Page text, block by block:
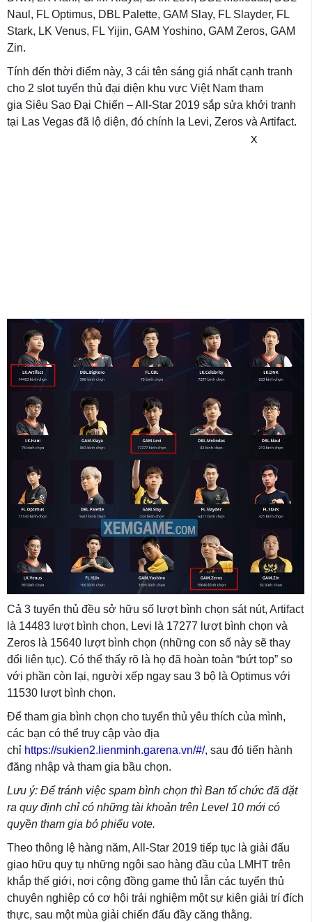
Naul, FL Optimus, DBL Palette, GAM Slay, FL Slayder, FL
Stark, LK Venus, FL Yijin, GAM Yoshino, GAM Zeros, GAM
Zin.
Tính đến thời điểm này, 3 cái tên sáng giá nhất cạnh tranh
cho 2 slot tuyển thủ đại diện khu vực Việt Nam tham
gia Siêu Sao Đại Chiến – All-Star 2019 sắp sửa khởi tranh
tại Las Vegas đã lộ diện, đó chính la Levi, Zeros và Artifact.
X
Cả 3 tuyển thủ đều sở hữu số lượt bình chọn sát nút, Artifact
là 14483 lượt bình chọn, Levi là 17277 lượt bình chọn và
Zeros là 15640 lượt bình chọn (những con số này sẽ thay
đổi liên tục). Có thể thấy rõ là họ đã hoàn toàn “bứt top” so
với phần còn lại, người xếp ngay sau 3 bộ là Optimus với
11530 lượt bình chọn.
Để tham gia bình chọn cho tuyển thủ yêu thích của mình,
các bạn có thể truy cập vào địa
chỉ https://sukien2.lienminh.garena.vn/#/, sau đó tiến hành
đăng nhập và tham gia bầu chọn.
Lưu ý: Để tránh việc spam bình chọn thì Ban tổ chức đã đặt
ra quy định chỉ có những tài khoản trên Level 10 mới có
quyền tham gia bỏ phiếu vote.
Theo thông lệ hàng năm, All-Star 2019 tiếp tục là giải đấu
giao hữu quy tụ những ngôi sao hàng đầu của LMHT trên
khắp thế giới, nơi cộng đồng game thủ lẫn các tuyển thủ
chuyên nghiệp có cơ hội trải nghiệm một sự kiện giải trí đích
thực, sau một mùa giải chiến đấu đầy căng thằng.